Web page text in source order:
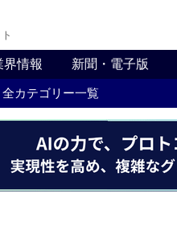
界情報 新聞・電子版
全カテゴリー一覧